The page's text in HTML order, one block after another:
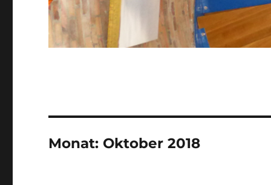
Monat: Oktober 2018